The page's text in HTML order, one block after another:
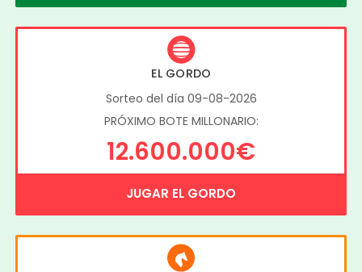
EL GORDO
Sorteo del día 09-08-2026
PRÓXIMO BOTE MILLONARIO:
12.600.000€
JUGAR EL GORDO